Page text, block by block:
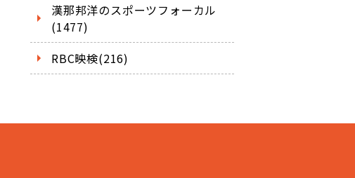
漢那邦洋のスポーツフォーカル
(1477)
RBC映検(216)